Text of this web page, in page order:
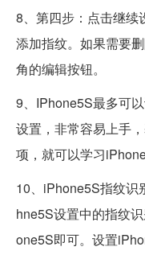
8、第四步：点击继续
添加指纹。如果需要
角的编辑按钮。
9、IPhone5S最多可
设置，非常容易上手
项，就可以学习
10、iPhone5S指纹识
hne5S设置中的指纹
one5S即可。设置